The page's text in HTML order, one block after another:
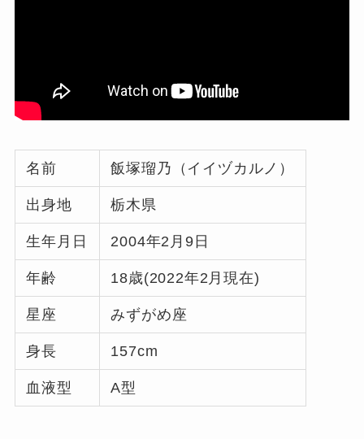
名前 飯塚瑠乃（イイヅカルノ）
出身地 栃木県
生年月日 2004年2月9日
年齢 18歳(2022年2月現在)
星座 みずがめ座
身長 157cm
血液型 A型